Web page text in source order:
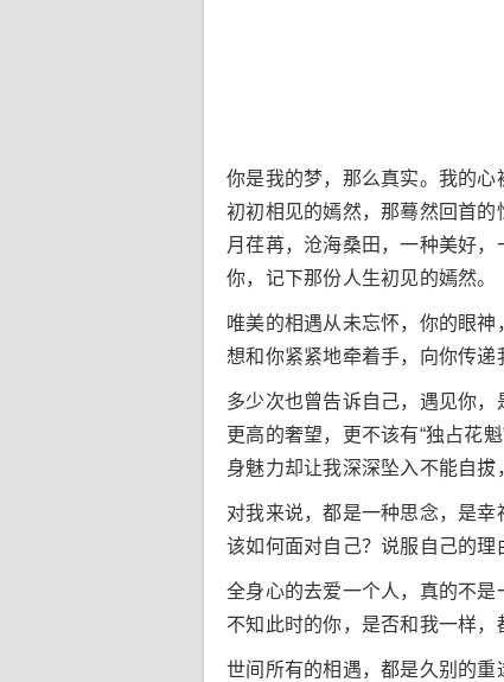
你是我的梦，那么真实。我的
初初相见的嫣然，那蓦然回首
月荏苒，沧海桑田，一种美好
你，记下那份人生初见的嫣然。
唯美的相遇从未忘怀，你的眼
想和你紧紧地牵着手，向你传递
多少次也曾告诉自己，遇见你
更高的奢望，更不该有“独占花
身魅力却让我深深坠入不能自拔
对我来说，都是一种思念，是
该如何面对自己？说服自己的理
全身心的去爱一个人，真的不是
不知此时的你，是否和我一样，
世间所有的相遇，都是久别的